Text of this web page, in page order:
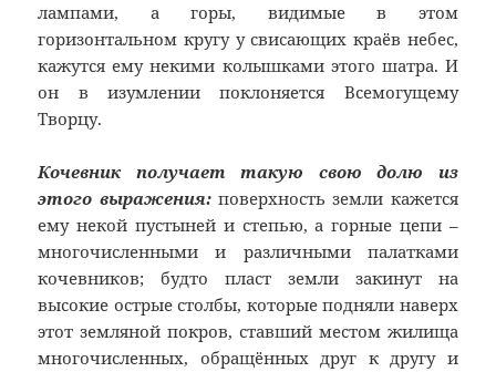
лампами, а горы, видимые в этом
горизонтальном кругу у свисающих краёв небес,
кажутся ему некими колышками этого шатра. И
он в изумлении поклоняется Всемогущему
Творцу.
Кочевник получает такую свою долю из
этого выражения:поверхность земли кажется
ему некой пустыней и степью, а горные цепи –
многочисленными и различными палатками
кочевников; будто пласт земли закинут на
высокие острые столбы, которые подняли наверх
этот земляной покров, ставший местом жилища
многочисленных, обращённых друг к другу и